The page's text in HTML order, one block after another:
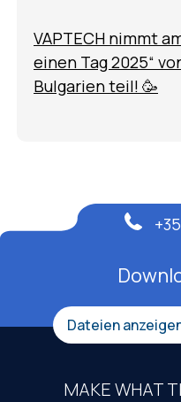
VAPTECH nimmt
einen Tag 2025“
Bulgarien teil! 🥳
Dateien
MAKE WHAT